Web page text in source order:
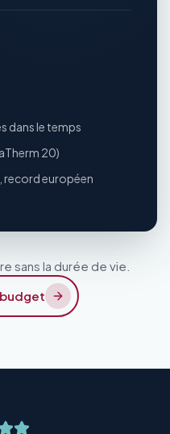
dans le temps
20)
record européen
sans la durée de vie.